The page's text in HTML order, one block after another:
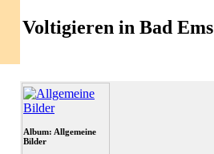
Voltigieren in Bad Ems
Album: Allgemeine
Bilder